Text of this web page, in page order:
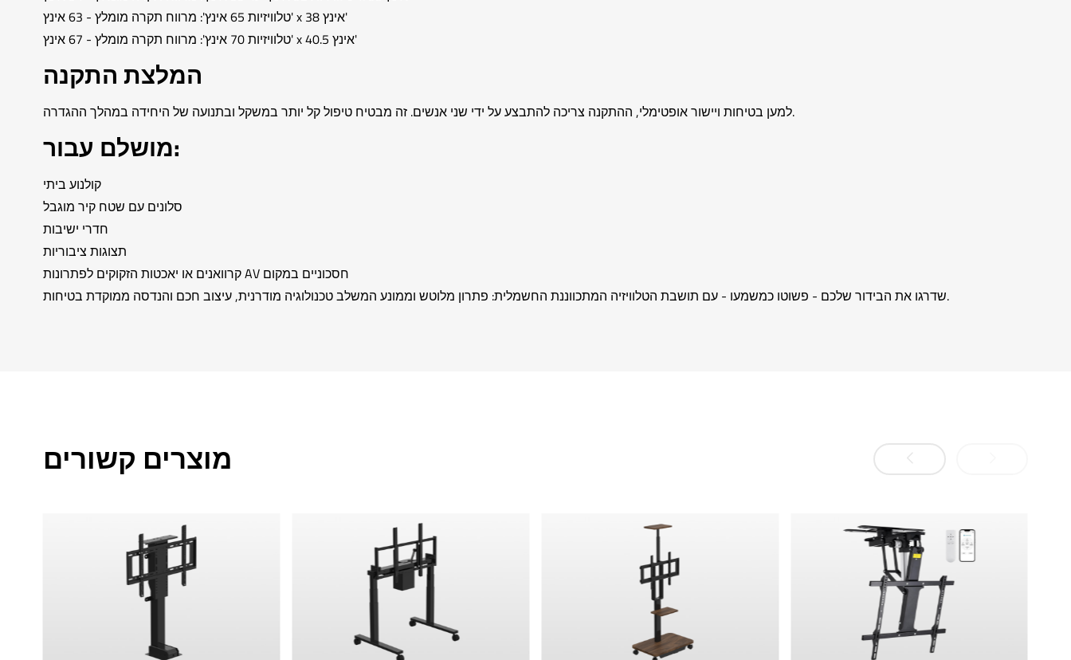
טלוויזיות 65 אינץ': מרווח תקרה מומלץ - 63 אינץ' x 38 אינץ'
טלוויזיות 70 אינץ': מרווח תקרה מומלץ - 67 אינץ' x 40.5 אינץ'
המלצת התקנה
למען בטיחות ויישור אופטימלי, ההתקנה צריכה להתבצע על ידי שני אנשים. זה מבטיח טיפול קל יותר במשקל ובתנועה של היחידה במהלך ההגדרה.
מושלם עבור:
קולנוע ביתי
סלונים עם שטח קיר מוגבל
חדרי ישיבות
תצוגות ציבוריות
קרוואנים או יאכטות הזקוקים לפתרונות AV חסכוניים במקום
שדרגו את הבידור שלכם - פשוטו כמשמעו - עם תושבת הטלוויזיה המתכווננת החשמלית: פתרון מלוטש וממונע המשלב טכנולוגיה מודרנית, עיצוב חכם והנדסה ממוקדת בטיחות.
מוצרים קשורים